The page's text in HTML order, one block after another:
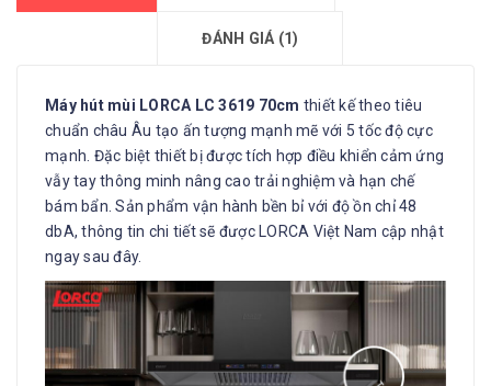
ĐÁNH GIÁ (1)
Máy hút mùi LORCA LC 3619 70cm thiết kế theo tiêu
chuẩn châu Âu tạo ấn tượng mạnh mẽ với 5 tốc độ cực
mạnh. Đặc biệt thiết bị được tích hợp điều khiển cảm ứng
vẫy tay thông minh nâng cao trải nghiệm và hạn chế
bám bẩn. Sản phẩm vận hành bền bỉ với độ ồn chỉ 48
dbA, thông tin chi tiết sẽ được LORCA Việt Nam cập nhật
ngay sau đây.